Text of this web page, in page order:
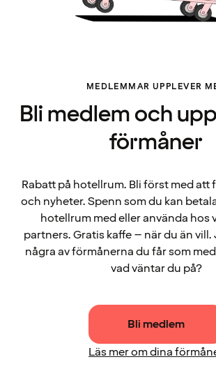
MEDLEMMAR UPPLEVER
Bli medlem och
förmåner
Rabatt på hotellrum. Bli först med att
och nyheter. Spenn som du kan
hotellrum med eller använda hos
partners. Gratis kaffe – när du än vill.
några av förmånerna du får som
vad väntar du på?
Bli medlem
Läs mer om dina